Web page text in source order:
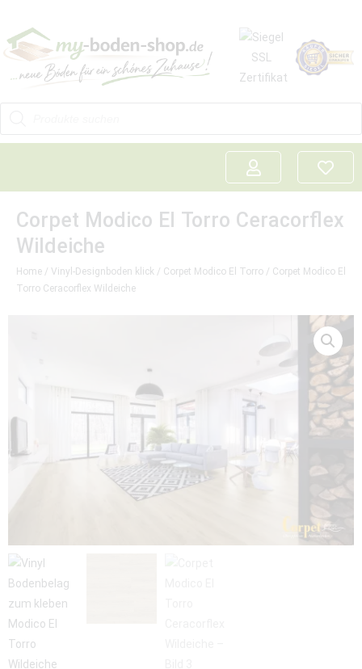
Corpet Modico El Torro Ceracorflex
Wildeiche
Home / Vinyl-Designboden klick / Corpet Modico El Torro / Corpet Modico El
Torro Ceracorflex Wildeiche